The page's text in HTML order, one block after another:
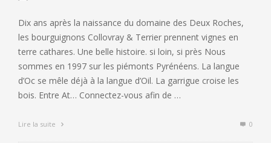
Dix ans après la naissance du domaine des Deux Roches,
les bourguignons Collovray & Terrier prennent vignes en
terre cathares. Une belle histoire. si loin, si près Nous
sommes en 1997 sur les piémonts Pyrénéens. La langue
d’Oc se mêle déjà à la langue d’Oil. La garrigue croise les
bois. Entre At… Connectez-vous afin de …
Lire la suite 0